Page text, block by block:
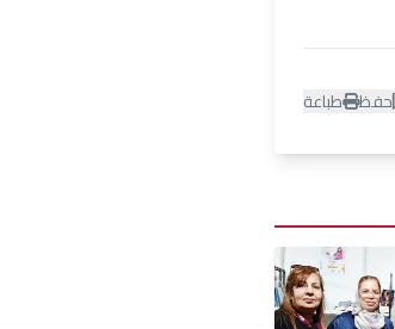
حفظ طباعة